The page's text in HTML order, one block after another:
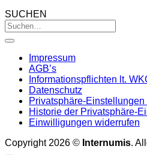
SUCHEN
Impressum
AGB’s
Informationspflichten lt.
Datenschutz
Privatsphäre-Einstellungen
Historie der Privatsphäre-
Einwilligungen widerrufen
Copyright 2026 © Internumis.